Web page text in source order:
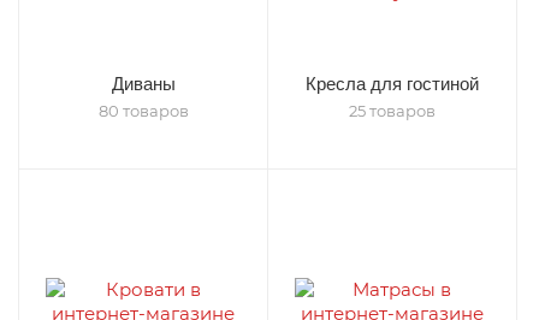
Диваны
80 товаров
Кресла для гостиной
25 товаров